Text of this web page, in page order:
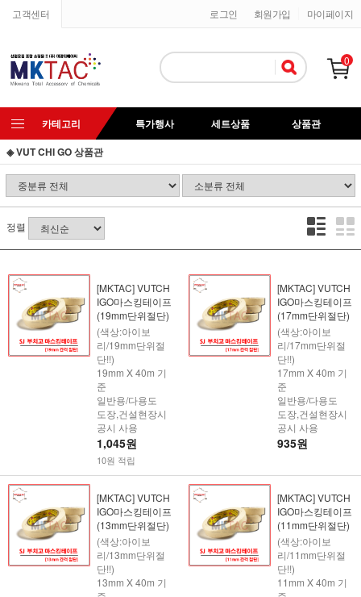
고객센터 마이페이지
회원가입
로그인
0
카테고리 특가행사 세트상품
상품관
◈ VUT CHI GO 상품관
정렬
[MKTAC] VUTCH
IGO마스킹테이프
(19mm단위절단)
(색상:아이보
리/19mm단위절
단!!)
19mm X 40m 기
준
일반용/다용도
도장,건설현장시
공시 사용
1,045원
10원 적립
[MKTAC] VUTCH
IGO마스킹테이프
(17mm단위절단)
(색상:아이보
리/17mm단위절
단!!)
17mm X 40m 기
준
일반용/다용도
도장,건설현장시
공시 사용
935원
[MKTAC] VUTCH
IGO마스킹테이프
(13mm단위절단)
(색상:아이보
리/13mm단위절
단!!)
13mm X 40m 기
[MKTAC] VUTCH
IGO마스킹테이프
(11mm단위절단)
(색상:아이보
리/11mm단위절
단!!)
11mm X 40m 기